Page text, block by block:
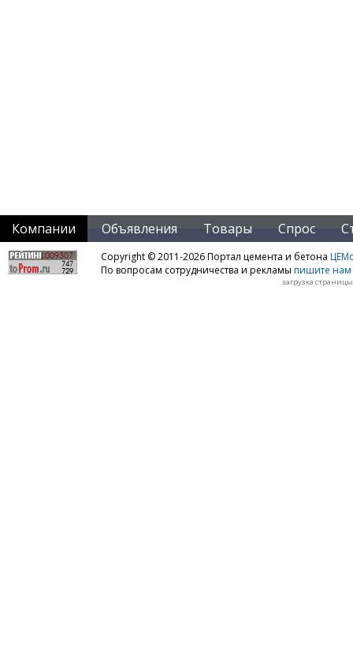
Компании Объявления Товары Спрос
Copyright © 2011-2026 Портал цемента и бетона
По вопросам сотрудничества и рекламы пишите нам
загрузка